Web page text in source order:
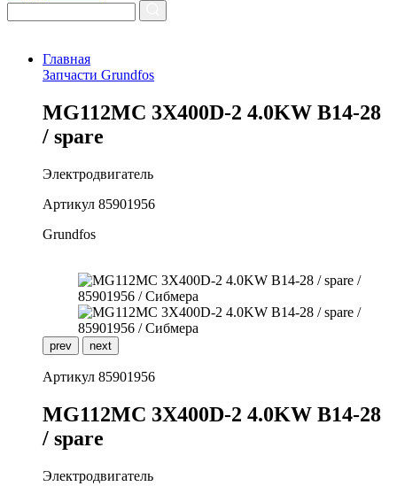
Главная
Запчасти Grundfos
MG112MC 3X400D-2 4.0KW B14-28
/ spare
Электродвигатель
Артикул 85901956
Grundfos
prev next
Артикул 85901956
MG112MC 3X400D-2 4.0KW B14-28
/ spare
Электродвигатель